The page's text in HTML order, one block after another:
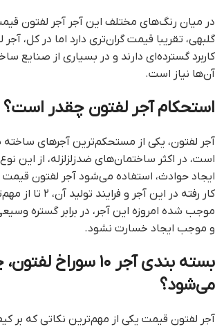
در میان رنگ‌های مختلف این آجر آجر لفتون
گلبهی، تقریبا قیمت گران‌تری دارد اما در کل، آجر
کاربرد گسترده‌ای دارند و در بسیاری از صنایع
آن‌ها نیاز است.
استحکام آجر لفتون چقدر است؟
آجر لفتون، یکی از مستحکم‌ترین آجرهای ساخته
است، در اکثر ساختمان‌های ضدزلزلزله، از این
ایجاد حوادث، استفاده می‌شود آجر لفتون قيمت
کار رفته در این
موجب شده امروزه این آجر، در برابر گستره
و موجب ایجاد خسارت نشود.
بسته بندی آجر ۱۰
می‌شود؟
آجر لفتون قيمت یکی از مهم‌ترین نکاتی که بر